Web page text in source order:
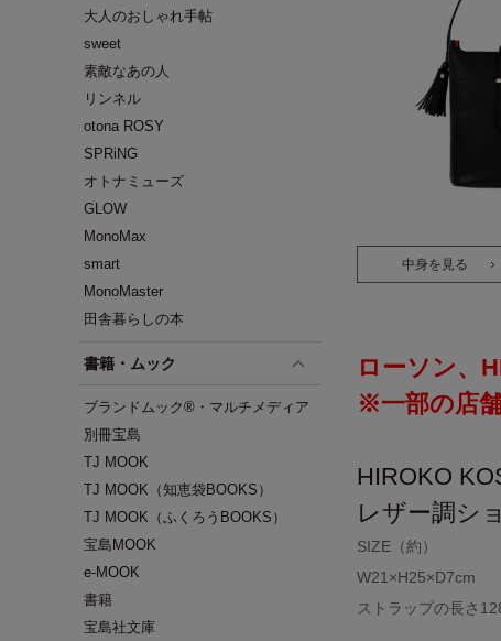
大人のおしゃれ手帖
sweet
素敵なあの人
リンネル
otona ROSY
SPRiNG
オトナミューズ
GLOW
MonoMax
smart
MonoMaster
田舎暮らしの本
書籍・ムック
ブランドムック®・マルチメディア
別冊宝島
TJ MOOK
TJ MOOK（知恵袋BOOKS）
TJ MOOK（ふくろうBOOKS）
宝島MOOK
e-MOOK
書籍
宝島社文庫
中身を見る
ローソン、
※一部の店
HIROKO
レザー調シ
SIZE（約）
W21×H25×D7cm
ストラップの長さ